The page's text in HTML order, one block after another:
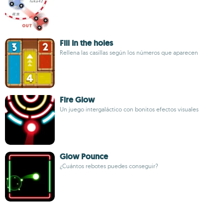
Fill In the holes
Rellena las casillas según los números que aparecen
Fire Glow
Un juego intergaláctico con bonitos efectos visuales
Glow Pounce
¿Cuántos rebotes puedes conseguir?